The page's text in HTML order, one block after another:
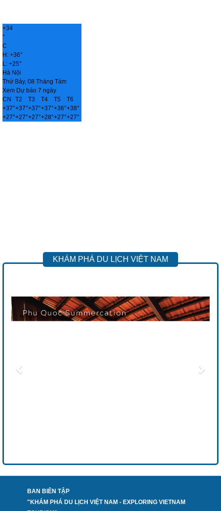
+34
°
C
H: +36°
L: +25°
Hà Nội
Thứ Bảy, 08 Tháng Tám
Xem Dự báo 7 ngày
CN
T2 T3 T4 T5
T6
+37°+37°+37°+37°+36°+38°
+27°+27°+27°+28°+27°+27°
KHÁM PHÁ DU LỊCH VIỆT NAM
BAN BIÊN TẬP
"KHÁM PHÁ DU LỊCH VIỆT NAM - EXPLORING VIETNAM